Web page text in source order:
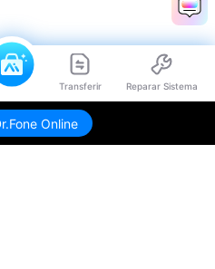
Transferir Reparar Sistema
Online